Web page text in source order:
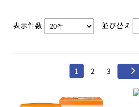
表示件数 並び替え
1 2 3